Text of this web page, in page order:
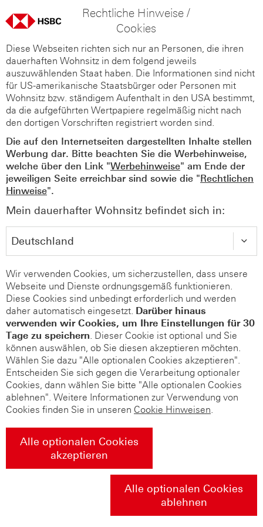
Rechtliche Hinweise /
Cookies
Diese Webseiten richten sich nur an Personen, die ihren
dauerhaften Wohnsitz in dem folgend jeweils
auszuwählenden Staat haben. Die Informationen sind nicht
für US-amerikanische Staatsbürger oder Personen mit
Wohnsitz bzw. ständigem Aufenthalt in den USA bestimmt,
da die aufgeführten Wertpapiere regelmäßig nicht nach
den dortigen Vorschriften registriert worden sind.
Die auf den Internetseiten dargestellten Inhalte stellen
Werbung dar. Bitte beachten Sie die Werbehinweise,
welche über den Link "Werbehinweise" am Ende der
jeweiligen Seite erreichbar sind sowie die "Rechtlichen
Hinweise".
Mein dauerhafter Wohnsitz befindet sich in:
Wir verwenden Cookies, um sicherzustellen, dass unsere
Webseite und Dienste ordnungsgemäß funktionieren.
Diese Cookies sind unbedingt erforderlich und werden
daher automatisch eingesetzt. Darüber hinaus
verwenden wir Cookies, um Ihre Einstellungen für 30
Tage zu speichern. Dieser Cookie ist optional und Sie
können auswählen, ob Sie diesen akzeptieren möchten.
Wählen Sie dazu "Alle optionalen Cookies akzeptieren".
Entscheiden Sie sich gegen die Verarbeitung optionaler
Cookies, dann wählen Sie bitte "Alle optionalen Cookies
ablehnen". Weitere Informationen zur Verwendung von
Cookies finden Sie in unseren Cookie Hinweisen.
Alle optionalen Cookies
akzeptieren
Alle optionalen Cookies
ablehnen